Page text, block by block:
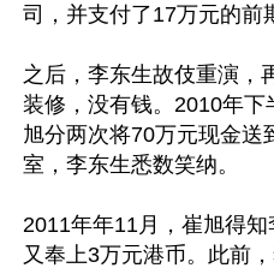
司，并支付了17万元的前
之后，李东生故伎重演，
装修，没有钱。2010年
旭分两次将70万元现金送
室，李东生悉数笑纳。
2011年年11月，崔旭得知
又奉上3万元港币。此前